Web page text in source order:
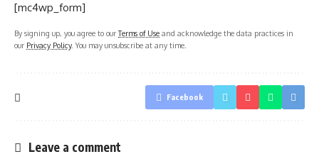
[mc4wp_form]
By signing up, you agree to ourTerms of Use and acknowledge the data practices in
our Privacy Policy. You may unsubscribe at any time.
Facebook
Leave a comment